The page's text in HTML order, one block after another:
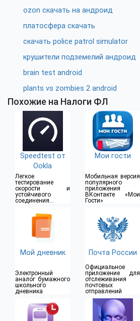
ozon скачать на андроид
платосфера скачать
скачать police patrol simulator
крушители подземелий андроид
brain test android
plants vs zombies 2 android
Похожие на Налоги ФЛ
Speedtest от
Ookla
Легкое
тестирование
скорости и
устойчивого
соединения в
прикосновение
Мои гости
Мобильная версия
популярного
приложения
ВКонтакте «Мои
Гости»
Мой дневник
Электронный
аналог бумажного
школьного
дневника
Почта России
Официальное
приложение для
отслеживания
почтовых
отправлений